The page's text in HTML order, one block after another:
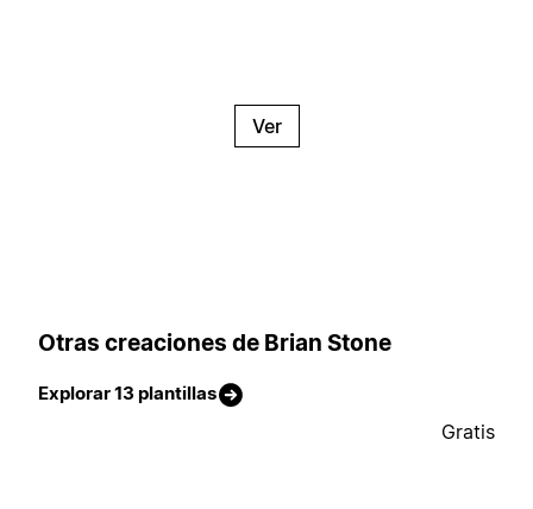
Ver
Otras creaciones de Brian Stone
Explorar 13 plantillas
Gratis